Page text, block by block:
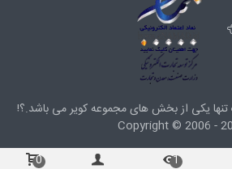
تنها یکی از بخش هایمجموعه کویرمی باشد.؟!
Copyright © 2006 -
1
0